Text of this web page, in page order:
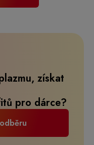
získat
pro dárce?